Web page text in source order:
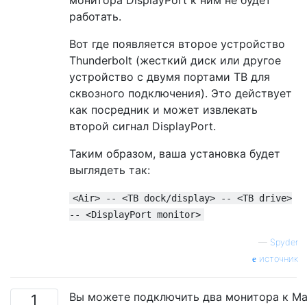
работать.
Вот где появляется второе устройство
Thunderbolt (жесткий диск или другое
устройство с двумя портами TB для
сквозного подключения). Это действует
как посредник и может извлекать
второй сигнал DisplayPort.
Таким образом, ваша установка будет
выглядеть так:
<Air> -- <TB dock/display> -- <TB drive>
-- <DisplayPort monitor>
— Spyder
источник
1 Вы можете подключить два монитора к